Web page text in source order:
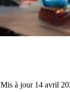
Mis à jour 14 avril